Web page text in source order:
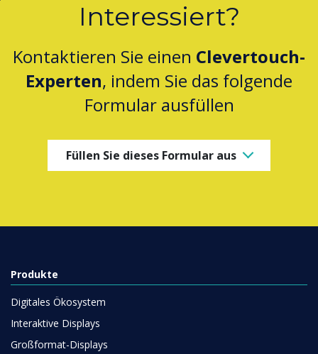
Interessiert?
Kontaktieren Sie einen Clevertouch-
Experten, indem Sie das folgende
Formular ausfüllen
Füllen Sie dieses Formular aus
Produkte
Digitales Ökosystem
Interaktive Displays
Großformat-Displays